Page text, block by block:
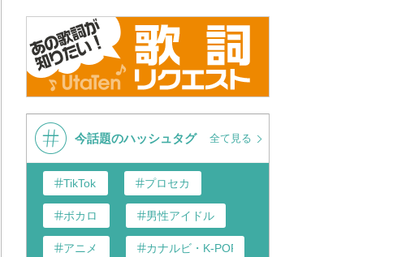
今話題のハッシュタグ 全て見る
TikTok プロセカ
ボカロ 男性アイドル
アニメ カナルビ・K-POP和訳